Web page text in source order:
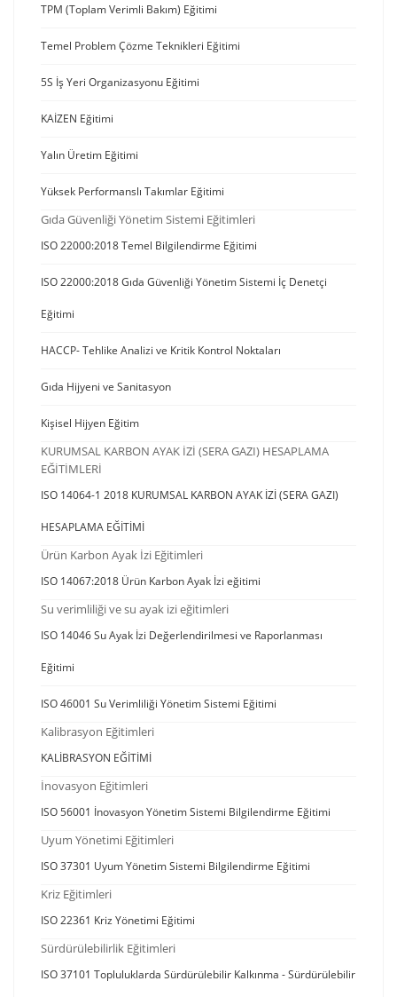
TPM (Toplam Verimli Bakım) Eğitimi
Temel Problem Çözme Teknikleri Eğitimi
5S İş Yeri Organizasyonu Eğitimi
KAİZEN Eğitimi
Yalın Üretim Eğitimi
Yüksek Performanslı Takımlar Eğitimi
Gıda Güvenliği Yönetim Sistemi Eğitimleri
ISO 22000:2018 Temel Bilgilendirme Eğitimi
ISO 22000:2018 Gıda Güvenliği Yönetim Sistemi İç Denetçi
Eğitimi
HACCP- Tehlike Analizi ve Kritik Kontrol Noktaları
Gıda Hijyeni ve Sanitasyon
Kişisel Hijyen Eğitim
KURUMSAL KARBON AYAK İZİ (SERA GAZI) HESAPLAMA
EĞİTİMLERİ
ISO 14064-1 2018 KURUMSAL KARBON AYAK İZİ (SERA GAZI)
HESAPLAMA EĞİTİMİ
Ürün Karbon Ayak İzi Eğitimleri
ISO 14067:2018 Ürün Karbon Ayak İzi eğitimi
Su verimliliği ve su ayak izi eğitimleri
ISO 14046 Su Ayak İzi Değerlendirilmesi ve Raporlanması
Eğitimi
ISO 46001 Su Verimliliği Yönetim Sistemi Eğitimi
Kalibrasyon Eğitimleri
KALİBRASYON EĞİTİMİ
İnovasyon Eğitimleri
ISO 56001 İnovasyon Yönetim Sistemi Bilgilendirme Eğitimi
Uyum Yönetimi Eğitimleri
ISO 37301 Uyum Yönetim Sistemi Bilgilendirme Eğitimi
Kriz Eğitimleri
ISO 22361 Kriz Yönetimi Eğitimi
Sürdürülebilirlik Eğitimleri
ISO 37101 Topluluklarda Sürdürülebilir Kalkınma - Sürdürülebilir